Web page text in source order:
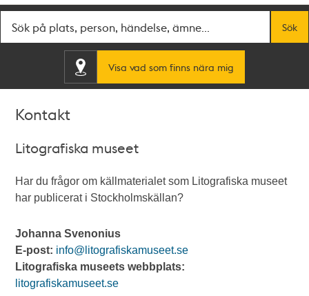
Sök
Visa vad som finns nära mig
Kontakt
Litografiska museet
Har du frågor om källmaterialet som Litografiska museet
har publicerat i Stockholmskällan?
Johanna Svenonius
E-post: info@litografiskamuseet.se
Litografiska museets webbplats:
litografiskamuseet.se